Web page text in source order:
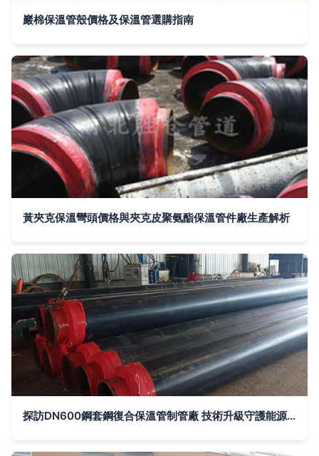
巖棉保溫管殼價格及保溫管選購指南
黃夾克保溫彎頭價格與夾克皮聚氨酯保溫管件廠生產解析
探訪DN600鋼套鋼復合保溫管制管廠 技術升級守護能源輸送命脈